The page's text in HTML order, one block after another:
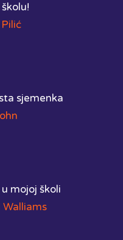
sjemenka
mojoj školi
Walliams